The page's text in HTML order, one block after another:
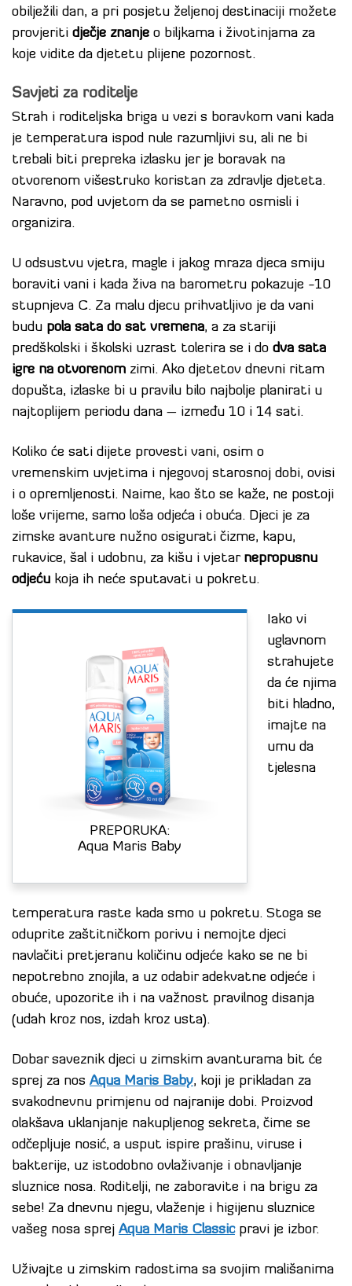
obilježili dan, a pri posjetu željenoj destinaciji možete
provjeriti dječje znanje o biljkama i životinjama za
koje vidite da djetetu plijene pozornost.
Savjeti za roditelje
Strah i roditeljska briga u vezi s boravkom vani kada
je temperatura ispod nule razumljivi su, ali ne bi
trebali biti prepreka izlasku jer je boravak na
otvorenom višestruko koristan za zdravlje djeteta.
Naravno, pod uvjetom da se pametno osmisli i
organizira.
U odsustvu vjetra, magle i jakog mraza djeca smiju
boraviti vani i kada živa na barometru pokazuje -10
stupnjeva C. Za malu djecu prihvatljivo je da vani
budu pola sata do sat vremena, a za stariji
predškolski i školski uzrast tolerira se i do dva sata
igre na otvorenom zimi. Ako djetetov dnevni ritam
dopušta, izlaske bi u pravilu bilo najbolje planirati u
najtoplijem periodu dana – između 10 i 14 sati.
Koliko će sati dijete provesti vani, osim o
vremenskim uvjetima i njegovoj starosnoj dobi, ovisi
i o opremljenosti. Naime, kao što se kaže, ne postoji
loše vrijeme, samo loša odjeća i obuća. Djeci je za
zimske avanture nužno osigurati čizme, kapu,
rukavice, šal i udobnu, za kišu i vjetar nepropusnu
odjeću koja ih neće sputavati u pokretu.
PREPORUKA:
Aqua Maris Baby
Iako vi
uglavnom
strahujete
da će njima
biti hladno,
imajte na
umu da
tjelesna
temperatura raste kada smo u pokretu. Stoga se
oduprite zaštitničkom porivu i nemojte djeci
navlačiti pretjeranu količinu odjeće kako se ne bi
nepotrebno znojila, a uz odabir adekvatne odjeće i
obuće, upozorite ih i na važnost pravilnog disanja
(udah kroz nos, izdah kroz usta).
Dobar saveznik djeci u zimskim avanturama bit će
sprej za nos Aqua Maris Baby, koji je prikladan za
svakodnevnu primjenu od najranije dobi. Proizvod
olakšava uklanjanje nakupljenog sekreta, čime se
odčepljuje nosić, a usput ispire prašinu, viruse i
bakterije, uz istodobno ovlaživanje i obnavljanje
sluznice nosa. Roditelji, ne zaboravite i na brigu za
sebe! Za dnevnu njegu, vlaženje i higijenu sluznice
vašeg nosa sprej Aqua Maris Classicpravi je izbor.
Uživajte u zimskim radostima sa svojim mališanima